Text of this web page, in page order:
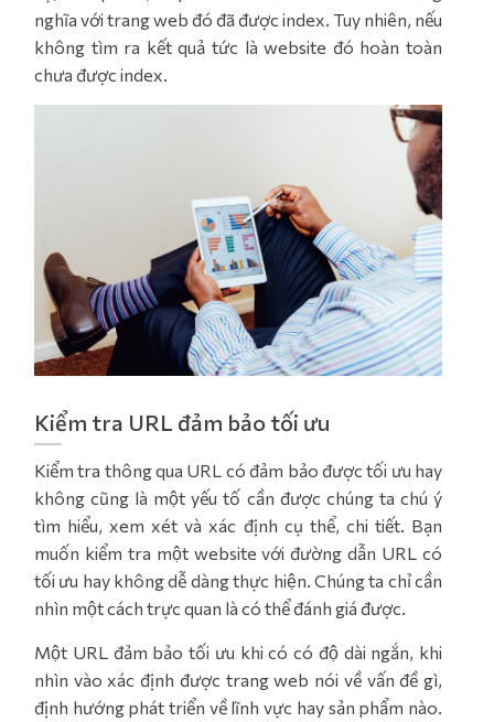
nghĩa với trang web đó đã được index. Tuy nhiên, nếu
không tìm ra kết quả tức là website đó hoàn toàn
chưa được index.
Kiểm tra URL đảm bảo tối ưu
Kiểm tra thông qua URL có đảm bảo được tối ưu hay
không cũng là một yếu tố cần được chúng ta chú ý
tìm hiểu, xem xét và xác định cụ thể, chi tiết. Bạn
muốn kiểm tra một website với đường dẫn URL có
tối ưu hay không dễ dàng thực hiện. Chúng ta chỉ cần
nhìn một cách trực quan là có thể đánh giá được.
Một URL đảm bảo tối ưu khi có có độ dài ngắn, khi
nhìn vào xác định được trang web nói về vấn đề gì,
định hướng phát triển về lĩnh vực hay sản phẩm nào.